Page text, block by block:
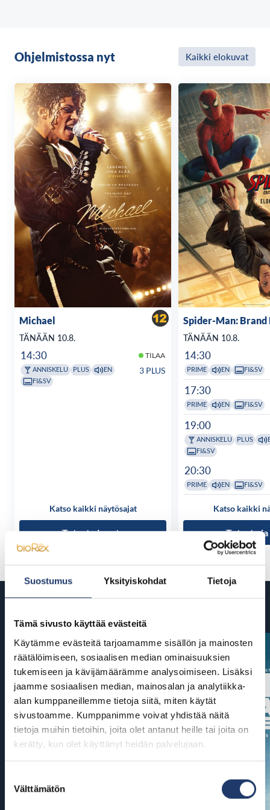
Suostumus Yksityiskohdat Tietoja
Tämä sivusto käyttää evästeitä
Käytämme evästeitä tarjoamamme sisällön ja mainosten
räätälöimiseen, sosiaalisen median ominaisuuksien
tukemiseen ja kävijämäärämme analysoimiseen. Lisäksi
jaamme sosiaalisen median, mainosalan ja analytiikka-
alan kumppaneillemme tietoja siitä, miten käytät
sivustoamme. Kumppanimme voivat yhdistää näitä
tietoja muihin tietoihin, joita olet antanut heille tai joita on
kerätty, kun olet käyttänyt heidän palvelujaan.
valinta
Välttämätön
Kosakan kamppailu modernin maailman haasteiden
kanssa synnyttää hulvattomia tilanteita. Taistelijan
petaavat hänelle lopulta tien näyttelijäksi samurai-
draamoihin. Soturi löytää paikkansa miekaniskuun
kuolemisen spesialistina, kirareyakuna.
Äärikarismaattinen Makiya Yamaguchi hengittää
pääosahahmoon lämpöä ja samastuttavuutta.
Miekkataistelut on koreografioitu karaistun
teräksisellä ammattitaidolla. Samaan aikaan tarinan
juonteista huokuu syvästi inhimillinen pohjavire.
A Samurai in Time oli ehdolla Japan Academy Film
Prize -gaalassa yhteensä peräti seitsemässä
keskeisessä palkintokategoriassa. Vuoden parhaan
elokuvan palkinnon lisäksi se voitti palkinnon vuoden
parhaasta leikkauksesta.
Ohjelmistossa nyt Kaikki elokuvat
Michael
TÄNÄÄN 10.8.
14:30 TILAA
ANNISKELU PLUS
EN
FI&SV
3 PLUS
Katso kaikki näytösajat
Tutustu ja osta
Spider-Man: Brand
TÄNÄÄN 10.8.
14:30
PRIME EN FI&SV
17:30
PRIME EN FI&SV
19:00
ANNISKELU PLUS
FI&SV
20:30
PRIME EN FI&SV
Katso kaikki
Tutustu ja